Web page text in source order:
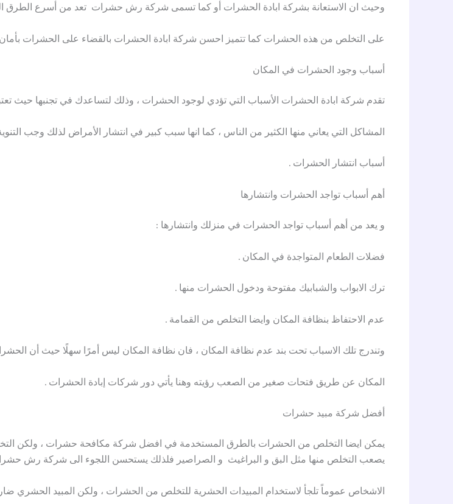
وحيث ان الاستعانة بشركة ابادة الحشرات أو كما تسمى شركة رش حشرات تعد من أسرع الطرق
على التخلص من هذه الحشرات كما تتميز احسن شركة ابادة الحشرات بالقضاء على الحشرات بأمان
أسباب وجود الحشرات في المكان
تقدم شركة ابادة الحشرات الأسباب التي تؤدي لوجود الحشرات ، وذلك لتساعدك في تجنبها حيث
المشاكل التي يعاني منها الكثير من الناس ، كما انها سبب كبير في انتشار الأمراض لذلك وجب
أسباب انتشار الحشرات .
أهم أسباب تواجد الحشرات وانتشارها
و يعد من أهم أسباب تواجد الحشرات في منزلك وانتشارها :
فضلات الطعام المتواجدة في المكان .
ترك الابواب والشبابيك مفتوحة ودخول الحشرات منها .
عدم الاحتفاظ بنظافة المكان وايضا التخلص من القمامة .
وتندرج تلك الاسباب تحت بند عدم نظافة المكان ، فان نظافة المكان ليس أمرًا سهلًا حيث أن
المكان عن طريق فتحات صغير من الصعب رؤيته وهنا يأتي دور شركات إبادة الحشرات .
أفضل شركة مبيد حشرات
يمكن ايضا التخلص من الحشرات بالطرق المستخدمة في افضل شركة مكافحة حشرات ، ولكن
يصعب التخلص منها مثل البق و البراغيث و الصراصير فلذلك يستحسن اللجوء الى شركة رش
الاشخاص عموماً تلجأ لاستخدام المبيدات الحشرية للتخلص من الحشرات ، ولكن المبيد الحشري